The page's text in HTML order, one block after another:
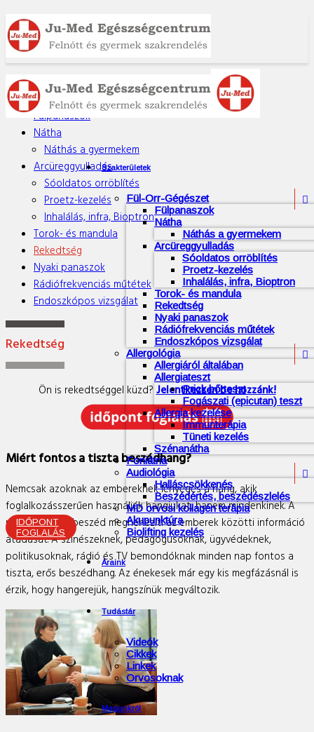
Szakterületek
Fül-Orr-Gégészet 
Fülpanaszok
Nátha
Náthás a gyermekem
Arcüreggyulladás
Sóoldatos orröblítés
Proetz-kezelés
Inhalálás, infra, Bioptron
Torok- és mandula
Rekedtség
Nyaki panaszok
Rádiófrekvenciás műtétek
Endoszkópos vizsgálat
Allergológia

Allergiáról általában
Allergiateszt
Prick bőrteszt
Fogászati (epicutan) teszt
Allergia kezelése
Immunterápia
Tüneti kezelés
Szénanátha
Foniátria
Audiológia

Halláscsökkenés
Beszédértés, beszédészlelés
MD orvosi kollagén terápia
Akupunktúra
Biolifting kezelés
Áraink
Tudástár
Videók
Cikkek
Linkek
Orvosoknak
Magunkról
IDŐPONT
FOGLALÁS
Fül-orr-gégészet
Fülpanaszok
Nátha
Náthás a gyermekem
Arcüreggyulladás
Sóoldatos orröblítés
Proetz-kezelés
Inhalálás, infra, Bioptron
Torok- és mandula
Rekedtség
Nyaki panaszok
Rádiófrekvenciás műtétek
Endoszkópos vizsgálat
Rekedtség
Ön is rekedtséggel küzd?Jelentkezzen be hozzánk!
Miért fontos a tiszta beszédhang?
Nemcsak azoknak az embereknek lényeges a hang, akik
foglalkozásszerűen használják hangjukat, hanem mindenkinek. A
rekedtes, halk beszéd megnehezíti az emberek közötti információ
átadását. A színészeknek, pedagógusoknak, ügyvédeknek,
politikusoknak, rádió és TV bemondóknak minden nap fontos a
tiszta, erős beszédhang. Az énekesek már egy kis megfázásnál is
érzik, hogy hangerejük, hangszínük megváltozik.